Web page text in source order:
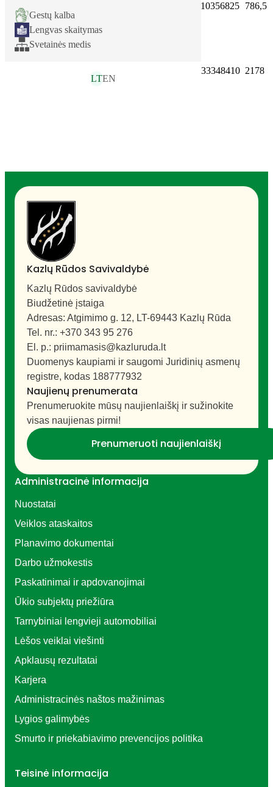
Gestų kalba
Lengvas skaitymas
Svetainės medis
LTEN
administracija,
188777932
110356825 786,5
Kazlų Rūdos
133348410 2178
Kazlų Rūdos Savivaldybė
Kazlų Rūdos savivaldybė
Biudžetinė įstaiga
Adresas: Atgimimo g. 12, LT-69443 Kazlų Rūda
Tel. nr.: +370 343 95 276
El. p.: priimamasis@kazluruda.lt
Duomenys kaupiami ir saugomi Juridinių asmenų
registre, kodas 188777932
Naujienų prenumerata
Prenumeruokite mūsų naujienlaiškį ir sužinokite
visas naujienas pirmi!
Prenumeruoti naujienlaiškį
Administracinė informacija
Nuostatai
Veiklos ataskaitos
Planavimo dokumentai
Darbo užmokestis
Paskatinimai ir apdovanojimai
Ūkio subjektų priežiūra
Tarnybiniai lengvieji automobiliai
Lėšos veiklai viešinti
Apklausų rezultatai
Karjera
Administracinės naštos mažinimas
Lygios galimybės
Smurto ir priekabiavimo prevencijos politika
Teisinė informacija